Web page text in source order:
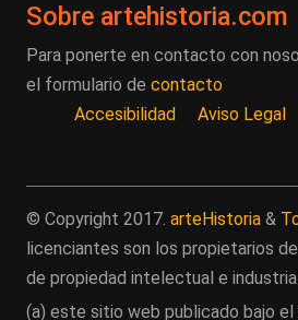
Sobre artehistoria.com
Para ponerte en contacto con
el formulario de contacto
Accesibilidad
Aviso Legal
© Copyright 2017. arteHistoria &
licenciantes son los propietarios
de propiedad intelectual e
(a) este sitio web publicado bajo el